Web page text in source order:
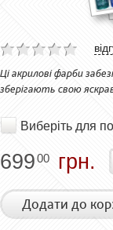
Ці акрилові фарби
зберігають свою
Виберіть для
69900 грн.
Додати до